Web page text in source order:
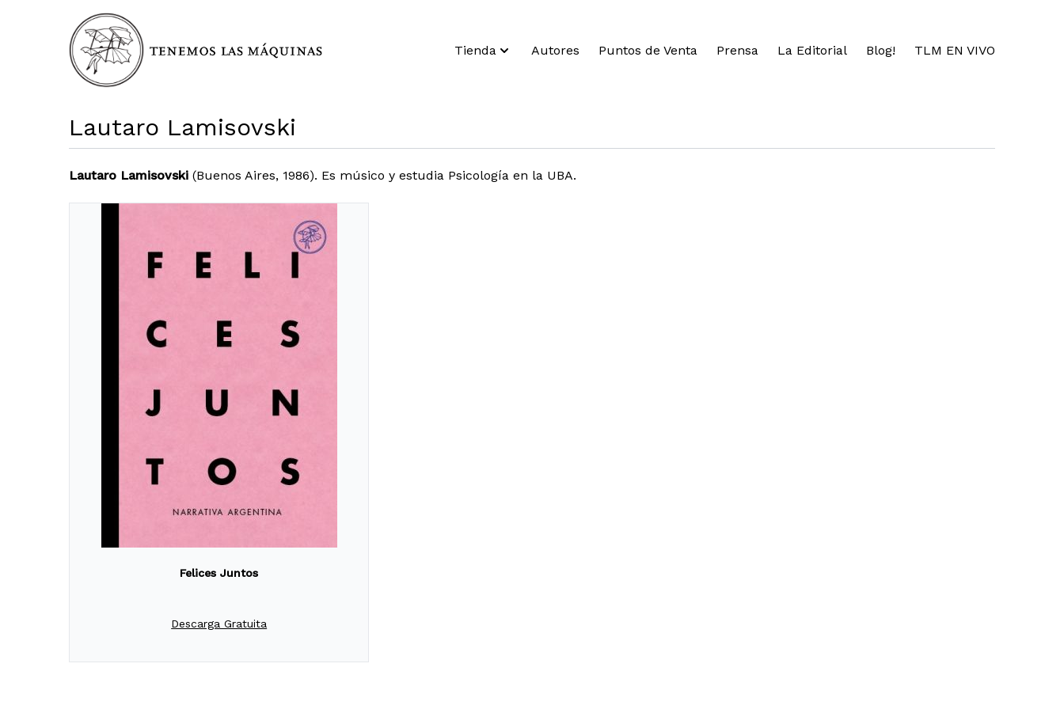
Tienda Autores Puntos de Venta Prensa La Editorial Blog! TLM EN VIVO
Lautaro Lamisovski
Lautaro Lamisovski (Buenos Aires, 1986). Es músico y estudia Psicología en la UBA.
Felices Juntos
Descarga Gratuita